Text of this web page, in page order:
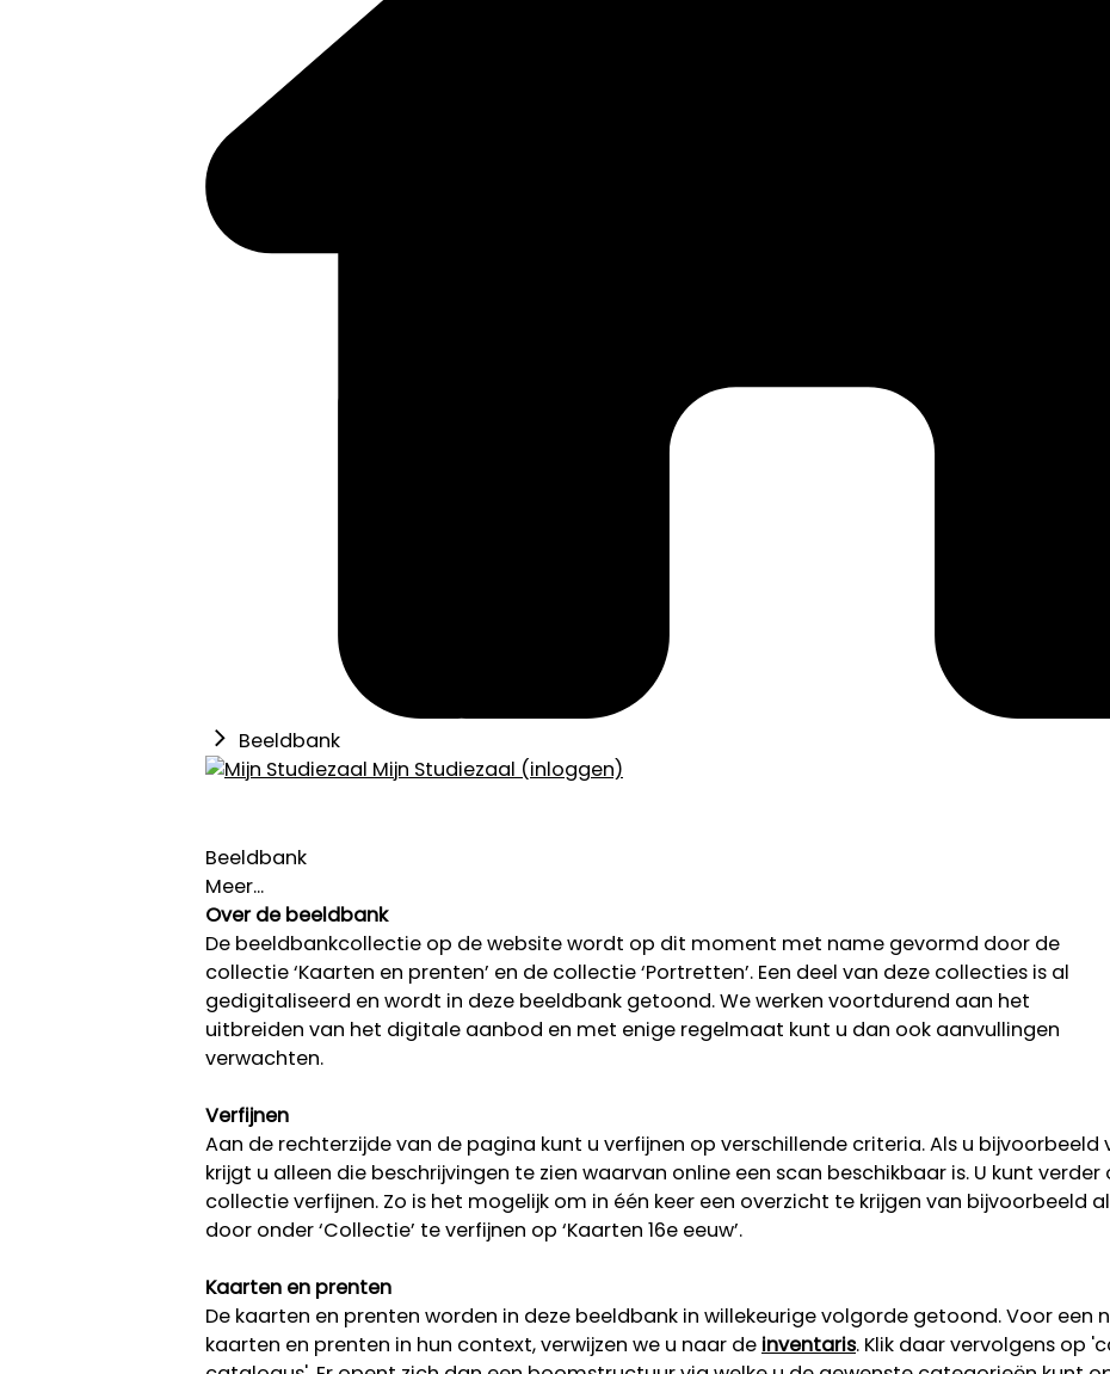
Beeldbank
Mijn Studiezaal (inloggen)
Beeldbank
Meer...
Over de beeldbank
De beeldbankcollectie op de website wordt op dit moment met name gevormd door de
collectie ‘Kaarten en prenten’ en de collectie ‘Portretten’. Een deel van deze collecties is al
gedigitaliseerd en wordt in deze beeldbank getoond. We werken voortdurend aan het
uitbreiden van het digitale aanbod en met enige regelmaat kunt u dan ook aanvullingen
verwachten.
Verfijnen
Aan de rechterzijde van de pagina kunt u verfijnen op verschillende criteria. Als u bijvoorbeeld
krijgt u alleen die beschrijvingen te zien waarvan online een scan beschikbaar is. U kunt
collectie verfijnen. Zo is het mogelijk om in één keer een overzicht te krijgen van bijvoorbeeld
door onder ‘Collectie’ te verfijnen op ‘Kaarten 16e eeuw’.
Kaarten en prenten
De kaarten en prenten worden in deze beeldbank in willekeurige volgorde getoond. Voor een
kaarten en prenten in hun context, verwijzen we u naar de inventaris. Klik daar vervolgens op